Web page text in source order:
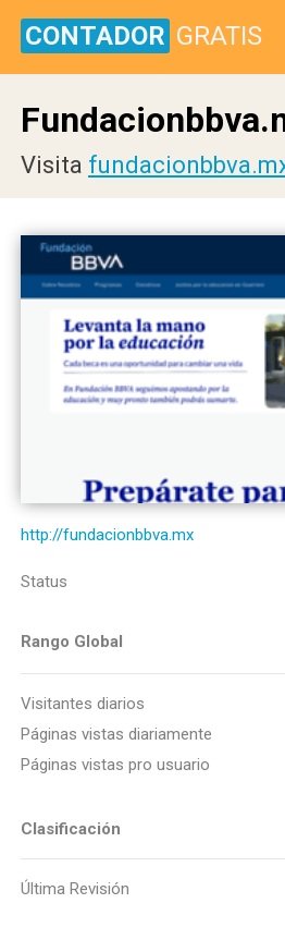
CONTADOR GRATIS
Visita
http://fundacionbbva.mx
Status
Rango Global
Visitantes diarios
Páginas vistas diariamente
Páginas vistas pro usuario
Clasificación
Última Revisión